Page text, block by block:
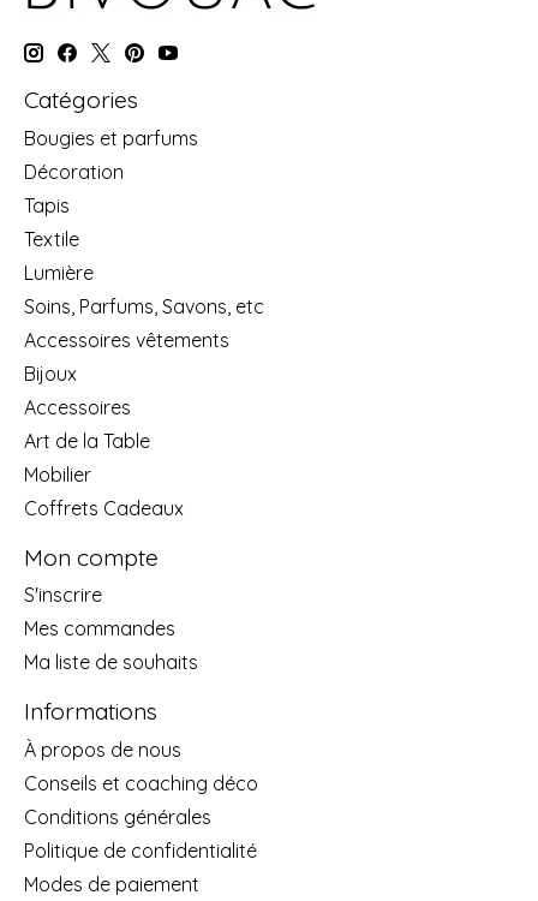
Catégories
Bougies et parfums
Décoration
Tapis
Textile
Lumière
Soins, Parfums, Savons, etc
Accessoires vêtements
Bijoux
Accessoires
Art de la Table
Mobilier
Coffrets Cadeaux
Mon compte
S'inscrire
Mes commandes
Ma liste de souhaits
Informations
À propos de nous
Conseils et coaching déco
Conditions générales
Politique de confidentialité
Modes de paiement